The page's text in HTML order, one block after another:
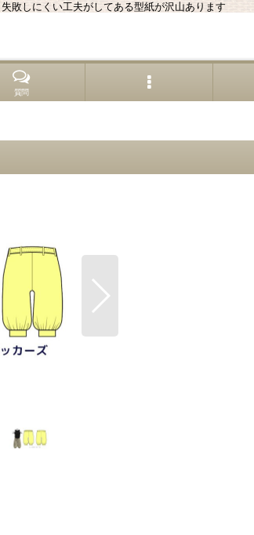
敗しにくい工夫がしてある型紙が沢山あります
質問